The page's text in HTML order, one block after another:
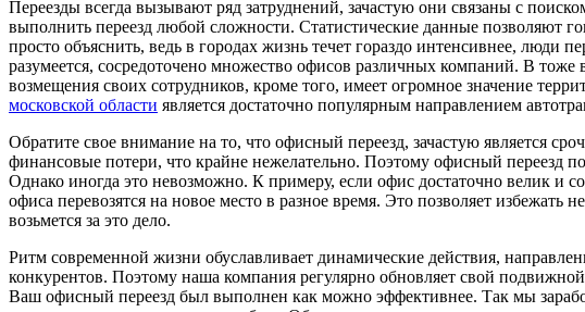
Переезды всегда вызывают ряд затруднений, зачастую они связаны с
выполнить переезд любой сложности. Статистические данные позволяют
просто объяснить, ведь в городах жизнь течет гораздо интенсивнее, люди
разумеется, сосредоточено множество офисов различных компаний. В
возмещения своих сотрудников, кроме того, имеет огромное значение
московской области является достаточно популярным направлением
Обратите свое внимание на то, что офисный переезд, зачастую является
финансовые потери, что крайне нежелательно. Поэтому офисный переезд
Однако иногда это невозможно. К примеру, если офис достаточно велик и
офиса перевозятся на новое место в разное время. Это позволяет избежать
возьмется за это дело.
Ритм современной жизни обуславливает динамические действия,
конкурентов. Поэтому наша компания регулярно обновляет свой
Ваш офисный переезд был выполнен как можно эффективнее. Так мы